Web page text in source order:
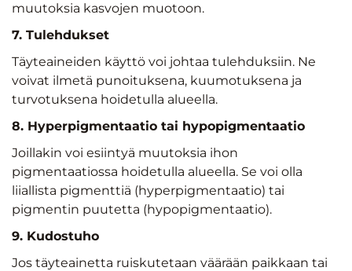
muutoksia kasvojen muotoon.
7. Tulehdukset
Täyteaineiden käyttö voi johtaa tulehduksiin. Ne
voivat ilmetä punoituksena, kuumotuksena ja
turvotuksena hoidetulla alueella.
8. Hyperpigmentaatio tai hypopigmentaatio
Joillakin voi esiintyä muutoksia ihon
pigmentaatiossa hoidetulla alueella. Se voi olla
liiallista pigmenttiä (hyperpigmentaatio) tai
pigmentin puutetta (hypopigmentaatio).
9. Kudostuho
Jos täyteainetta ruiskutetaan väärään paikkaan tai